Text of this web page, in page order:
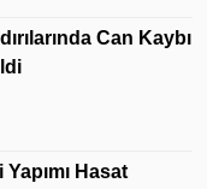
Can Kaybı
Hasat